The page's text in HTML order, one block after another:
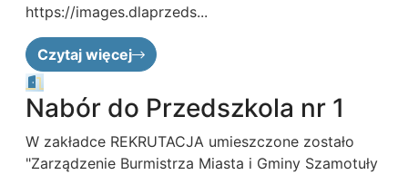
https://images.dlaprzeds...
Czytaj więcej
Nabór do Przedszkola nr 1
W zakładce REKRUTACJA umieszczone zostało
"Zarządzenie Burmistrza Miasta i Gminy Szamotuły